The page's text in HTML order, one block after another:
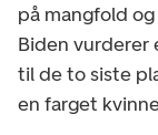
på mangfold
Biden vurderer
til de to siste
en farget